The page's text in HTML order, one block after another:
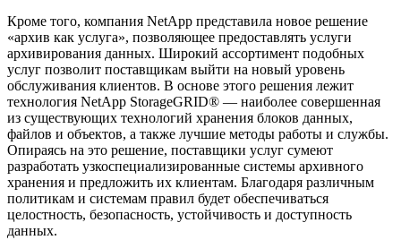
Кроме того, компания NetApp представила новое решение
«архив как услуга», позволяющее предоставлять услуги
архивирования данных. Широкий ассортимент подобных
услуг позволит поставщикам выйти на новый уровень
обслуживания клиентов. В основе этого решения лежит
технология NetApp StorageGRID® — наиболее совершенная
из существующих технологий хранения блоков данных,
файлов и объектов, а также лучшие методы работы и службы.
Опираясь на это решение, поставщики услуг сумеют
разработать узкоспециализированные системы архивного
хранения и предложить их клиентам. Благодаря различным
политикам и системам правил будет обеспечиваться
целостность, безопасность, устойчивость и доступность
данных.